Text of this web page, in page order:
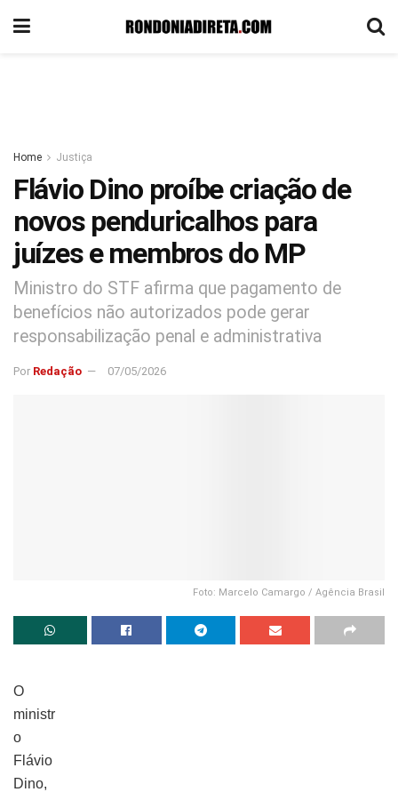
Home Justiça
Flávio Dino proíbe criação de
novos penduricalhos para
juízes e membros do MP
Ministro do STF afirma que pagamento de
benefícios não autorizados pode gerar
responsabilização penal e administrativa
Por Redação 07/05/2026
Foto: Marcelo Camargo / Agência Brasil
O
ministr
o
Flávio
Dino,